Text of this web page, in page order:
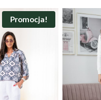
Promocja!